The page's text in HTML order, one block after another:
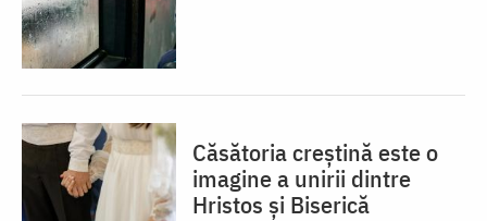
Căsătoria creștină este o
imagine a unirii dintre
Hristos și Biserică